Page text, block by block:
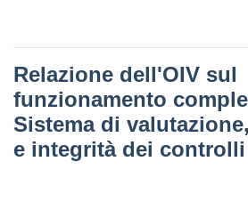
Relazione dell'OIV sul
funzionamento
Sistema di
e integrità dei